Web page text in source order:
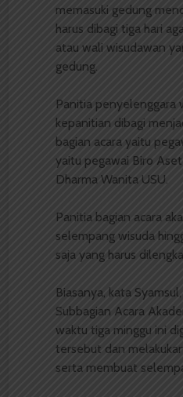
memasuki gedung
harus dibagi tiga hari
atau wali wisudawan
gedung.
Panitia penyelenggara
kepanitian dibagi
bagian acara yaitu
yaitu pegawai Biro
Dharma Wanita USU.
Panitia bagian acara
selempang wisuda
saja yang harus
Biasanya, kata
Subbagian Acara
waktu tiga minggu ini
tersebut dan
serta membuat